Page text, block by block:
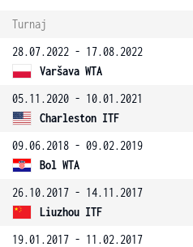
Turnaj
28.07.2022 - 17.08.2022
Varšava WTA
05.11.2020 - 10.01.2021
Charleston ITF
09.06.2018 - 09.02.2019
Bol WTA
26.10.2017 - 14.11.2017
Liuzhou ITF
19.01.2017 - 11.02.2017